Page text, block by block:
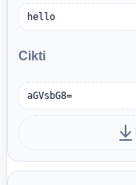
hello
Cikti
aGVsbG8=